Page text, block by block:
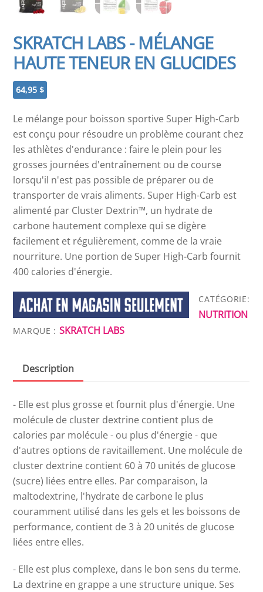
SKRATCH LABS - MÉLANGE
HAUTE TENEUR EN GLUCIDES
64,95 $
Le mélange pour boisson sportive Super High-Carb
est conçu pour résoudre un problème courant chez
les athlètes d'endurance : faire le plein pour les
grosses journées d'entraînement ou de course
lorsqu'il n'est pas possible de préparer ou de
transporter de vrais aliments. Super High-Carb est
alimenté par Cluster Dextrin™, un hydrate de
carbone hautement complexe qui se digère
facilement et régulièrement, comme de la vraie
nourriture. Une portion de Super High-Carb fournit
400 calories d'énergie.
CATÉGORIE:
NUTRITION
MARQUE : SKRATCH LABS
Description
- Elle est plus grosse et fournit plus d'énergie. Une
molécule de cluster dextrine contient plus de
calories par molécule - ou plus d'énergie - que
d'autres options de ravitaillement. Une molécule de
cluster dextrine contient 60 à 70 unités de glucose
(sucre) liées entre elles. Par comparaison, la
maltodextrine, l'hydrate de carbone le plus
couramment utilisé dans les gels et les boissons de
performance, contient de 3 à 20 unités de glucose
liées entre elles.
- Elle est plus complexe, dans le bon sens du terme.
La dextrine en grappe a une structure unique. Ses